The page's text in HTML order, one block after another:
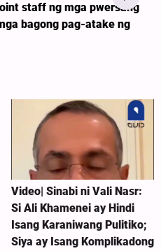
staff ng mga pwersang
bagong pag-atake ng
Video| Sinabi ni Vali Nasr:
Si Ali Khamenei ay Hindi
Isang Karaniwang Pulitiko;
Siya ay Isang Komplikadong